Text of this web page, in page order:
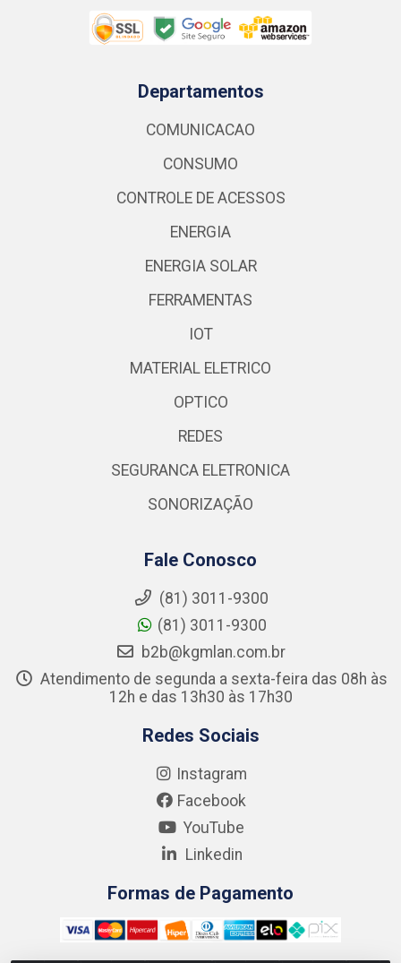
Departamentos
COMUNICACAO
CONSUMO
CONTROLE DE ACESSOS
ENERGIA
ENERGIA SOLAR
FERRAMENTAS
IOT
MATERIAL ELETRICO
OPTICO
REDES
SEGURANCA ELETRONICA
SONORIZAÇÃO
Fale Conosco
(81) 3011-9300
(81) 3011-9300
b2b@kgmlan.com.br
Atendimento de segunda a sexta-feira das 08h às
12h e das 13h30 às 17h30
Redes Sociais
Instagram
Facebook
YouTube
Linkedin
Formas de Pagamento